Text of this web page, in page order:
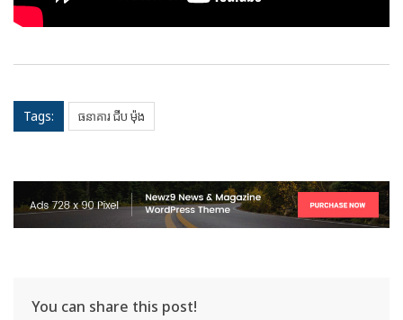
Tags: ធនាគារ ជីប ម៉ុង
You can share this post!